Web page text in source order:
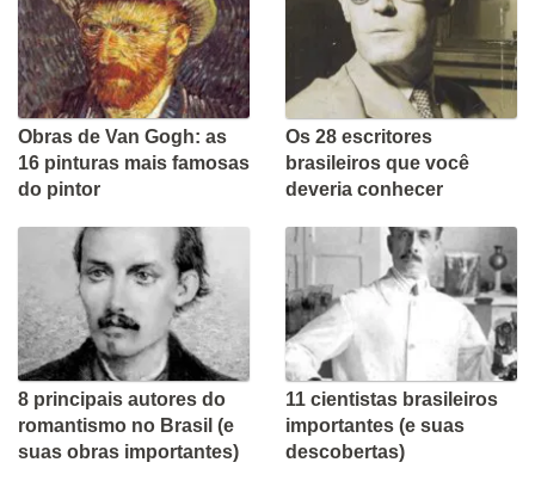
Obras de Van Gogh: as
16 pinturas mais famosas
do pintor
Os 28 escritores
brasileiros que você
deveria conhecer
8 principais autores do
romantismo no Brasil (e
suas obras importantes)
11 cientistas brasileiros
importantes (e suas
descobertas)